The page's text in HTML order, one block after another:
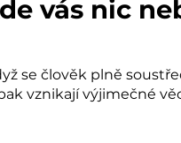
vás nic
se člověk plně
vznikají výjimečné